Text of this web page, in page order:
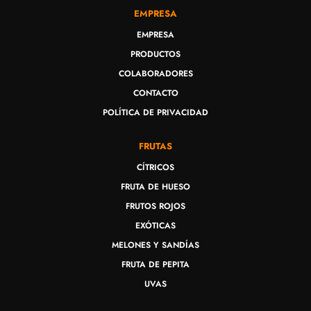
EMPRESA
EMPRESA
PRODUCTOS
COLABORADORES
CONTACTO
POLÍTICA DE PRIVACIDAD
FRUTAS
CÍTRICOS
FRUTA DE HUESO
FRUTOS ROJOS
EXÓTICAS
MELONES Y SANDÍAS
FRUTA DE PEPITA
UVAS